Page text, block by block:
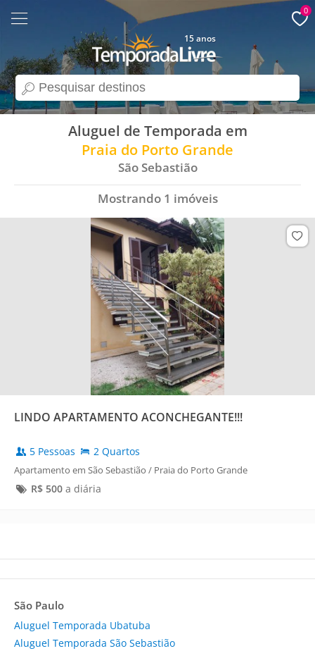
search
15 anos
0
Aluguel de Temporada em
Praia do Porto Grande
São Sebastião
Mostrando 1 imóveis
LINDO APARTAMENTO ACONCHEGANTE!!!
5 Pessoas 2 Quartos
Apartamento em São Sebastião / Praia do Porto Grande
R$ 500a diária
São Paulo
Aluguel Temporada Ubatuba
Aluguel Temporada São Sebastião